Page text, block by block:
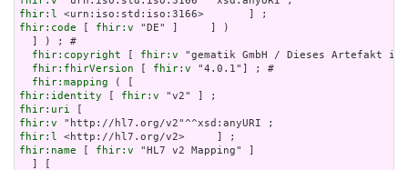
fhir:l
fhir:code [ fhir:v "DE" ]     ] )
  ] ) ; #
fhir:copyright [ fhir:v "gematik GmbH / Dieses
fhir:fhirVersion [ fhir:v "4.0.1"] ; #
fhir:mapping
fhir:identity [ fhir:v
fhir:uri
fhir:v
fhir:l
fhir:name [ fhir:v "HL7 v2 Mapping" ]